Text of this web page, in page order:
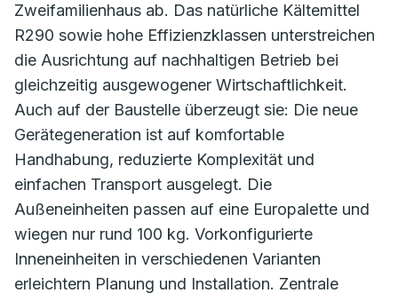
Zweifamilienhaus ab. Das natürliche Kältemittel
R290 sowie hohe Effizienzklassen unterstreichen
die Ausrichtung auf nachhaltigen Betrieb bei
gleichzeitig ausgewogener Wirtschaftlichkeit.
Auch auf der Baustelle überzeugt sie: Die neue
Gerätegeneration ist auf komfortable
Handhabung, reduzierte Komplexität und
einfachen Transport ausgelegt. Die
Außeneinheiten passen auf eine Europalette und
wiegen nur rund 100 kg. Vorkonfigurierte
Inneneinheiten in verschiedenen Varianten
erleichtern Planung und Installation. Zentrale